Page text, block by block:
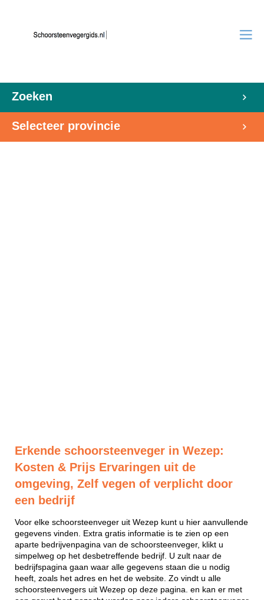
Zoeken
Selecteer provincie
Erkende schoorsteenveger in Wezep:
Kosten & Prijs Ervaringen uit de
omgeving, Zelf vegen of verplicht door
een bedrijf
Voor elke schoorsteenveger uit Wezep kunt u hier aanvullende
gegevens vinden. Extra gratis informatie is te zien op een
aparte bedrijvenpagina van de schoorsteenveger, klikt u
simpelweg op het desbetreffende bedrijf. U zult naar de
bedrijfspagina gaan waar alle gegevens staan die u nodig
heeft, zoals het adres en het de website. Zo vindt u alle
schoorsteenvegers uit Wezep op deze pagina. en kan er met